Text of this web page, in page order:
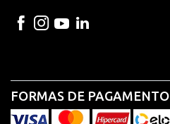
FORMAS DE PAGAMENTO